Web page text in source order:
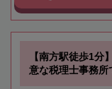
【南方駅徒歩1分
意な税理士事務所